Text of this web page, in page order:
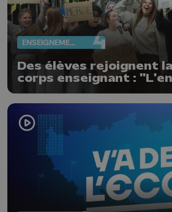
ENSEIGNEMENT
Des élèves rejoignent
corps enseignant :
n'est pas à vendre"